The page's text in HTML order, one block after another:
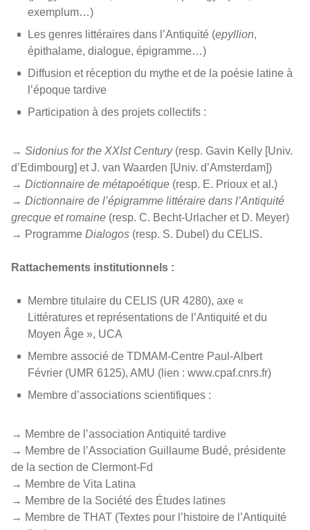
exemplum…)
Les genres littéraires dans l’Antiquité (epyllion,
épithalame, dialogue, épigramme…)
Diffusion et réception du mythe et de la poésie latine à
l’époque tardive
Participation à des projets collectifs :
→ Sidonius for the XXIst Century (resp. Gavin Kelly [Univ.
d’Edimbourg] et J. van Waarden [Univ. d’Amsterdam])
→ Dictionnaire de métapoétique (resp. E. Prioux et al.)
→ Dictionnaire de l’épigramme littéraire dans l’Antiquité
grecque et romaine (resp. C. Becht-Urlacher et D. Meyer)
→ Programme Dialogos (resp. S. Dubel) du CELIS.
Rattachements institutionnels :
Membre titulaire du CELIS (UR 4280), axe «
Littératures et représentations de l’Antiquité et du
Moyen Âge », UCA
Membre associé de TDMAM-Centre Paul-Albert
Février (UMR 6125), AMU (lien : www.cpaf.cnrs.fr)
Membre d’associations scientifiques :
→ Membre de l’association Antiquité tardive
→ Membre de l’Association Guillaume Budé, présidente
de la section de Clermont-Fd
→ Membre de Vita Latina
→ Membre de la Société des Études latines
→ Membre de THAT (Textes pour l’histoire de l’Antiquité